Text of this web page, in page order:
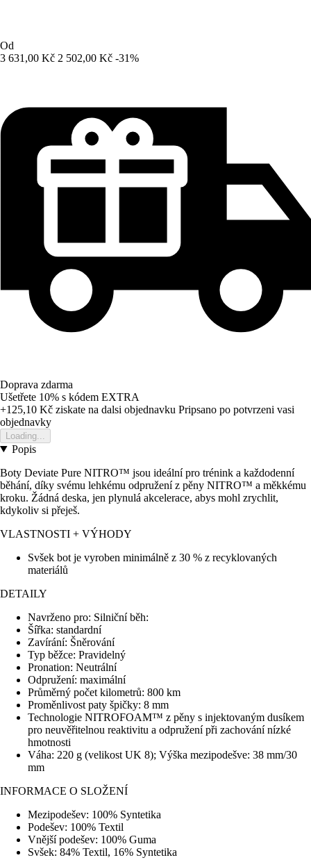
Od
3 631,00 Kč 2 502,00 Kč -31%
Doprava zdarma
Ušetřete 10% s kódem EXTRA
+125,10 Kč ziskate na dalsi objednavku Pripsano po potvrzeni vasi
objednavky
Loading...
Popis
Boty Deviate Pure NITRO™ jsou ideální pro trénink a každodenní
běhání, díky svému lehkému odpružení z pěny NITRO™ a měkkému
kroku. Žádná deska, jen plynulá akcelerace, abys mohl zrychlit,
kdykoliv si přeješ.
VLASTNOSTI + VÝHODY
Svšek bot je vyroben minimálně z 30 % z recyklovaných
materiálů
DETAILY
Navrženo pro: Silniční běh:
Šířka: standardní
Zavírání: Šněrování
Typ běžce: Pravidelný
Pronation: Neutrální
Odpružení: maximální
Průměrný počet kilometrů: 800 km
Proměnlivost paty špičky: 8 mm
Technologie NITROFOAM™ z pěny s injektovaným dusíkem
pro neuvěřitelnou reaktivitu a odpružení při zachování nízké
hmotnosti
Váha: 220 g (velikost UK 8); Výška mezipodešve: 38 mm/30
mm
INFORMACE O SLOŽENÍ
Mezipodešev: 100% Syntetika
Podešev: 100% Textil
Vnější podešev: 100% Guma
Svšek: 84% Textil, 16% Syntetika